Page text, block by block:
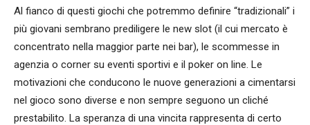
Al fianco di questi giochi che potremmo definire “tradizionali” i
più giovani sembrano prediligere le new slot (il cui mercato è
concentrato nella maggior parte nei bar), le scommesse in
agenzia o corner su eventi sportivi e il poker on line. Le
motivazioni che conducono le nuove generazioni a cimentarsi
nel gioco sono diverse e non sempre seguono un cliché
prestabilito. La speranza di una vincita rappresenta di certo